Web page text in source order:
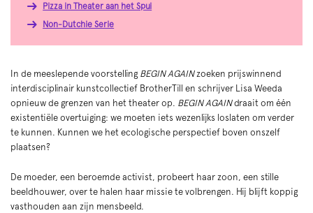
In de meeslepende voorstelling BEGIN AGAINzoeken prijswinnend
interdisciplinair kunstcollectief BrotherTill en schrijver Lisa Weeda
opnieuw de grenzen van het theater op. BEGIN AGAINdraait om één
existentiële overtuiging: we moeten iets wezenlijks loslaten om verder
te kunnen. Kunnen we het ecologische perspectief boven onszelf
plaatsen?
De moeder, een beroemde activist, probeert haar zoon, een stille
beeldhouwer, over te halen haar missie te volbrengen. Hij blijft koppig
vasthouden aan zijn mensbeeld.
Pizza in Theater aan het Spui
Non-Dutchie Serie